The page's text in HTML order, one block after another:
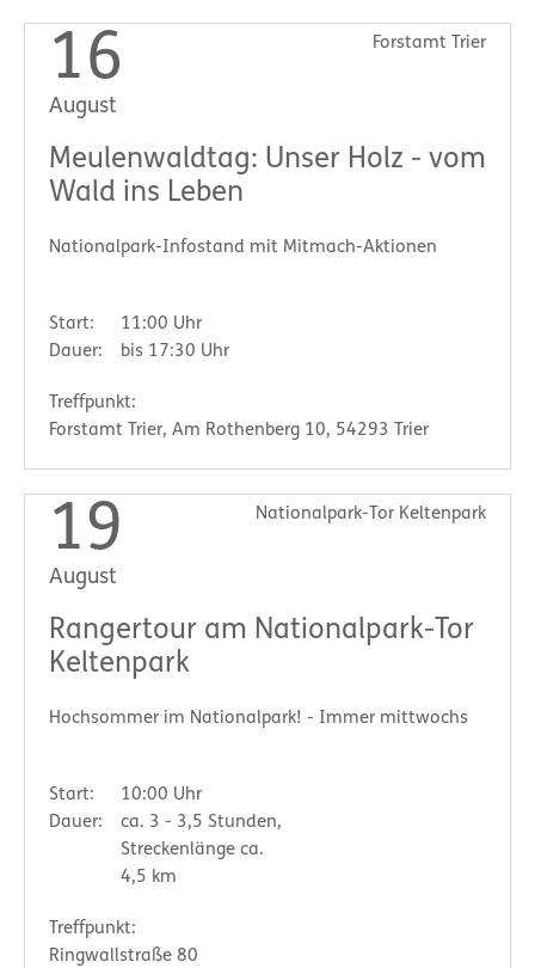
16
August
Forstamt Trier
Meulenwaldtag: Unser Holz - vom
Wald ins Leben
Nationalpark-Infostand mit Mitmach-Aktionen
Start:
11:00 Uhr
Dauer:
bis 17:30 Uhr
Treffpunkt:
Forstamt Trier, Am Rothenberg 10, 54293 Trier
19
August
Nationalpark-Tor Keltenpark
Rangertour am Nationalpark-Tor
Keltenpark
Hochsommer im Nationalpark! - Immer mittwochs
Start:
10:00 Uhr
Dauer:
ca. 3 - 3,5 Stunden,
Streckenlänge ca.
4,5 km
Treffpunkt:
Ringwallstraße 80